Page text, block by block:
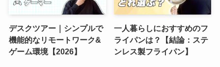
デスクツアー｜シンプルで
機能的なリモートワーク&
ゲーム環境【2026】
一人暮らしにおすすめのフ
ライパンは？【結論：ステ
ンレス製フライパン】